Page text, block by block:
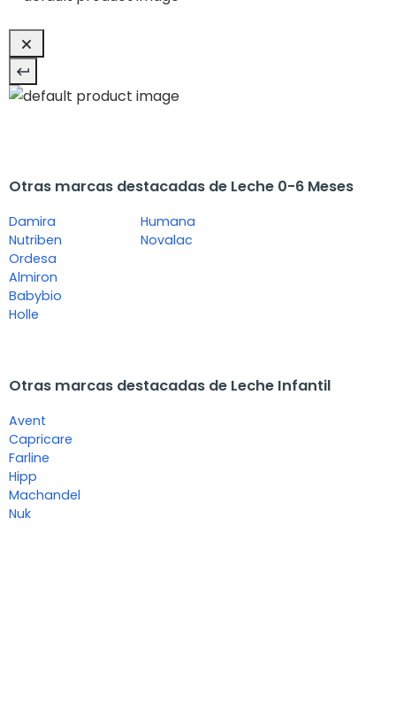
Otras marcas destacadas de Leche 0-6 Meses
Damira
Nutriben
Ordesa
Almiron
Babybio
Holle
Humana
Novalac
Otras marcas destacadas de Leche Infantil
Avent
Capricare
Farline
Hipp
Machandel
Nuk